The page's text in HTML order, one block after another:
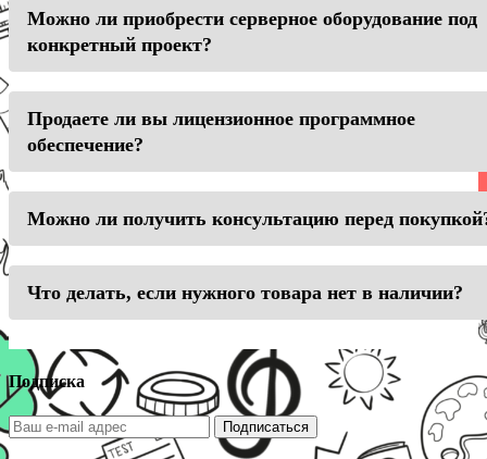
Можно ли приобрести серверное оборудование под
конкретный проект?
Продаете ли вы лицензионное программное
обеспечение?
Можно ли получить консультацию перед
Что делать, если нужного товара нет в наличии?
Подписка
Подписаться